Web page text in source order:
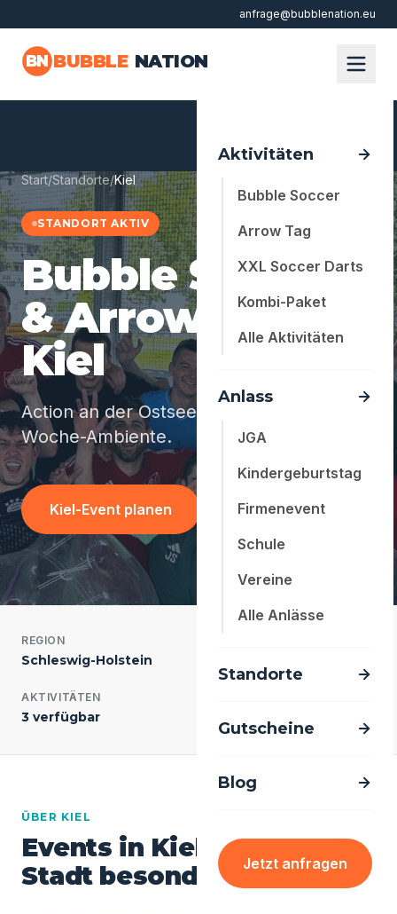
anfrage@bubblenation.eu
BN BUBBLE NATION
Aktivitäten
Bubble Soccer
Arrow Tag
XXL Soccer Darts
Kombi-Paket
Alle Aktivitäten
Anlass
JGA
Kindergeburtstag
Firmenevent
Schule
Vereine
Alle Anlässe
Standorte
Gutscheine
Blog
Jetzt anfragen
Start/Standorte/Kiel
STANDORT AKTIV
Bubble Soccer
& Arrow Tag in
Kiel
Action an der Ostsee - JGA mit Kieler
Woche-Ambiente.
Kiel-Event planen
REGION
Schleswig-Holstein
AKTIVITÄTEN
3 verfügbar
ÜBER KIEL
Events in Kiel - was die
Stadt besonders macht